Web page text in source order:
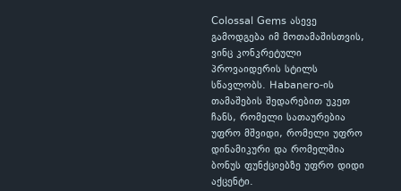
Colossal Gems ასევე
გამოდგება იმ მოთამაშისთვის,
ვინც კონკრეტული
პროვაიდერის სტილს
სწავლობს. Habanero-ის
თამაშების შედარებით უკეთ
ჩანს, რომელი სათაურებია
უფრო მშვიდი, რომელი უფრო
დინამიკური და რომელშია
ბონუს ფუნქციებზე უფრო დიდი
აქცენტი.